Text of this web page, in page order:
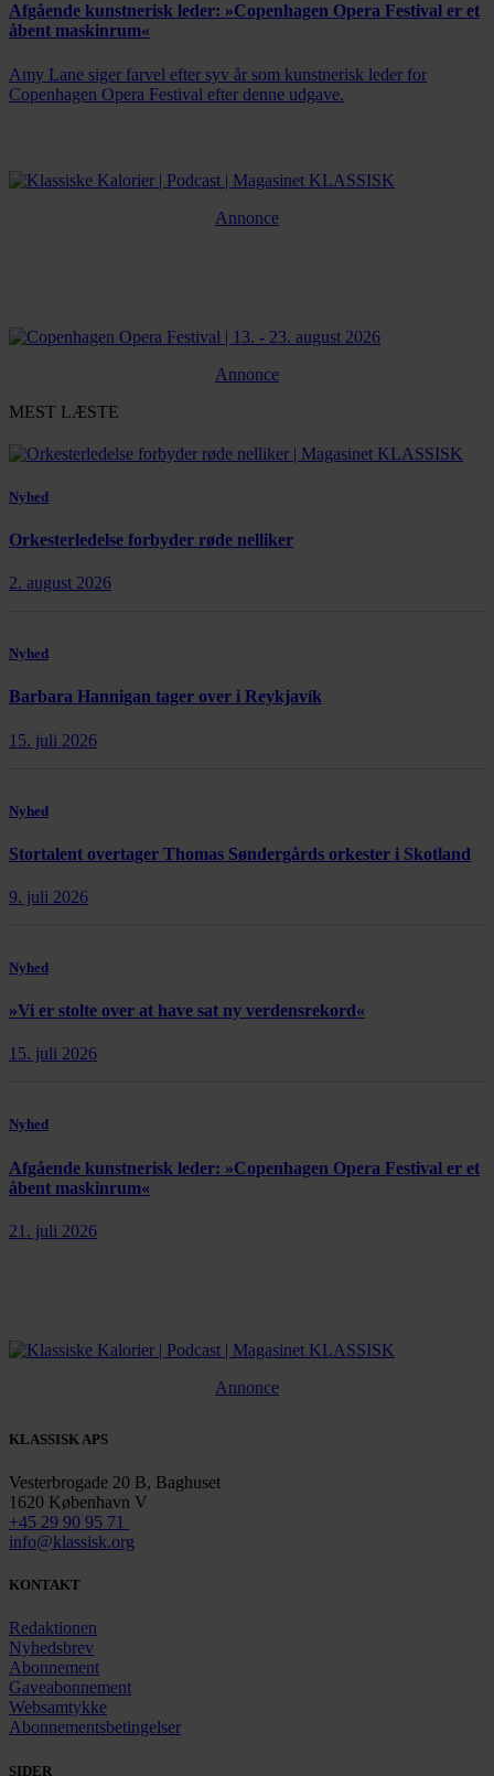
Afgående kunstnerisk leder: »Copenhagen Opera Festival er et
åbent maskinrum«
Amy Lane siger farvel efter syv år som kunstnerisk leder for
Copenhagen Opera Festival efter denne udgave.
Annonce
Annonce
MEST LÆSTE
Nyhed
Orkesterledelse forbyder røde nelliker
2. august 2026
Nyhed
Barbara Hannigan tager over i Reykjavík
15. juli 2026
Nyhed
Stortalent overtager Thomas Søndergårds orkester i Skotland
9. juli 2026
Nyhed
»Vi er stolte over at have sat ny verdensrekord«
15. juli 2026
Nyhed
Afgående kunstnerisk leder: »Copenhagen Opera Festival er et
åbent maskinrum«
21. juli 2026
Annonce
KLASSISK APS
Vesterbrogade 20 B, Baghuset
1620 København V
+45 29 90 95 71
info@klassisk.org
KONTAKT
Redaktionen
Nyhedsbrev
Abonnement
Gaveabonnement
Websamtykke
Abonnementsbetingelser
SIDER